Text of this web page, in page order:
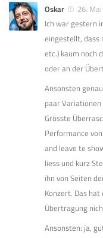
Oskar
26.
Ich war gestern
eingestellt, dass
etc.) kaum noch
oder an der
Ansonsten
paar Variationen
Grösste
Performance
and leave te
liess und kurz
ihn von Seiten
Konzert. Das
Übertragung
Ansonsten: ja,